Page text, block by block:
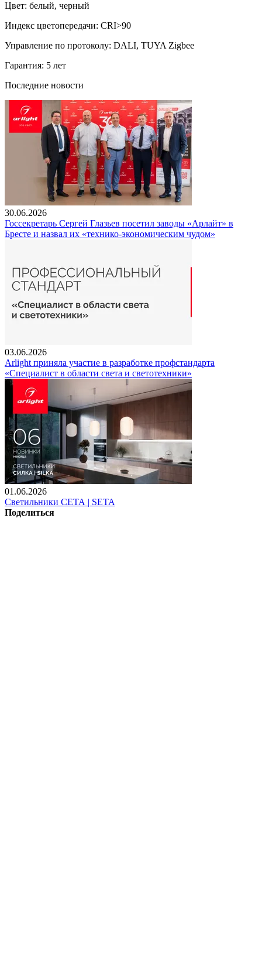
Цвет: белый, черный
Индекс цветопередачи: CRI>90
Управление по протоколу: DALI, TUYA Zigbee
Гарантия: 5 лет
Последние новости
30.06.2026
Госсекретарь Сергей Глазьев посетил заводы «Арлайт» в
Бресте и назвал их «технико-экономическим чудом»
03.06.2026
Arlight приняла участие в разработке профстандарта
«Специалист в области света и светотехники»
01.06.2026
Светильники СЕТА | SETA
Поделиться